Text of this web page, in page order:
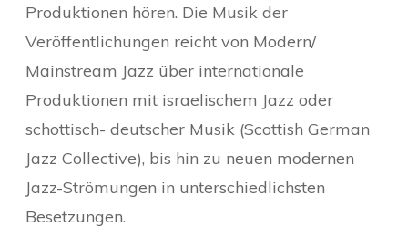
Produktionen hören. Die Musik der
Veröffentlichungen reicht von Modern/
Mainstream Jazz über internationale
Produktionen mit israelischem Jazz oder
schottisch- deutscher Musik (Scottish German
Jazz Collective), bis hin zu neuen modernen
Jazz-Strömungen in unterschiedlichsten
Besetzungen.